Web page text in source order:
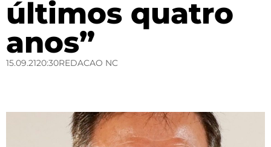
últimos quatro
anos”
15.09.2120:30REDACAO NC